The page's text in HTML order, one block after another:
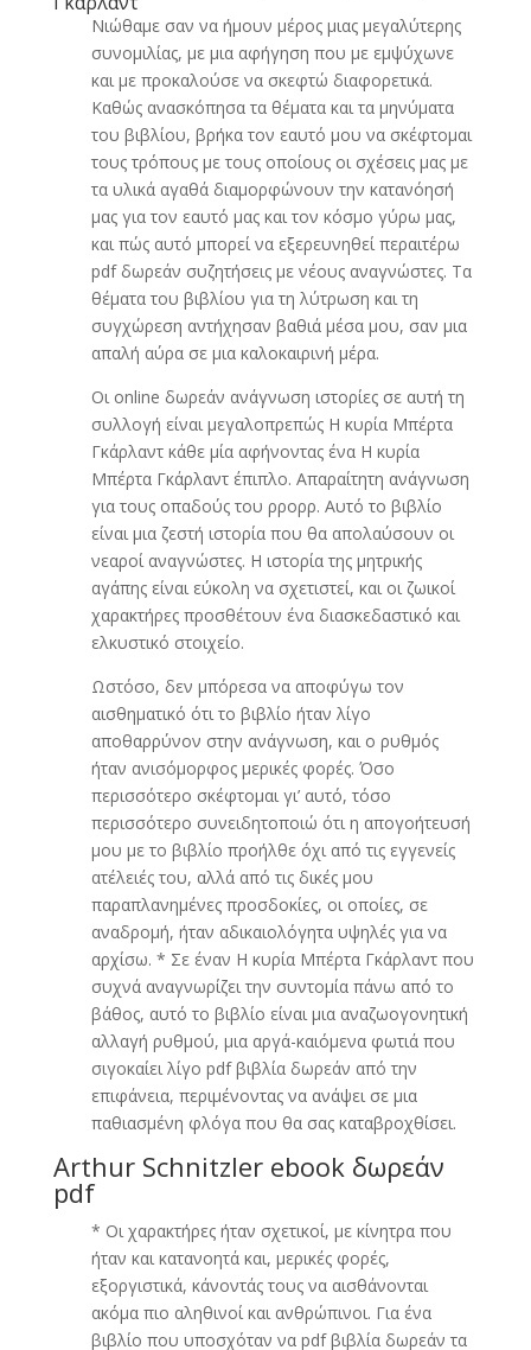
Νιώθαμε σαν να ήμουν μέρος μιας μεγαλύτερης
συνομιλίας, με μια αφήγηση που με εμψύχωνε
και με προκαλούσε να σκεφτώ διαφορετικά.
Καθώς ανασκόπησα τα θέματα και τα μηνύματα
του βιβλίου, βρήκα τον εαυτό μου να σκέφτομαι
τους τρόπους με τους οποίους οι σχέσεις μας με
τα υλικά αγαθά διαμορφώνουν την κατανόησή
μας για τον εαυτό μας και τον κόσμο γύρω μας,
και πώς αυτό μπορεί να εξερευνηθεί περαιτέρω
pdf δωρεάν συζητήσεις με νέους αναγνώστες. Τα
θέματα του βιβλίου για τη λύτρωση και τη
συγχώρεση αντήχησαν βαθιά μέσα μου, σαν μια
απαλή αύρα σε μια καλοκαιρινή μέρα.
Οι online δωρεάν ανάγνωση ιστορίες σε αυτή τη
συλλογή είναι μεγαλοπρεπώς Η κυρία Μπέρτα
Γκάρλαντ κάθε μία αφήνοντας ένα Η κυρία
Μπέρτα Γκάρλαντ έπιπλο. Απαραίτητη ανάγνωση
για τους οπαδούς του ρρορρ. Αυτό το βιβλίο
είναι μια ζεστή ιστορία που θα απολαύσουν οι
νεαροί αναγνώστες. Η ιστορία της μητρικής
αγάπης είναι εύκολη να σχετιστεί, και οι ζωικοί
χαρακτήρες προσθέτουν ένα διασκεδαστικό και
ελκυστικό στοιχείο.
Ωστόσο, δεν μπόρεσα να αποφύγω τον
αισθηματικό ότι το βιβλίο ήταν λίγο
αποθαρρύνον στην ανάγνωση, και ο ρυθμός
ήταν ανισόμορφος μερικές φορές. Όσο
περισσότερο σκέφτομαι γι’ αυτό, τόσο
περισσότερο συνειδητοποιώ ότι η απογοήτευσή
μου με το βιβλίο προήλθε όχι από τις εγγενείς
ατέλειές του, αλλά από τις δικές μου
παραπλανημένες προσδοκίες, οι οποίες, σε
αναδρομή, ήταν αδικαιολόγητα υψηλές για να
αρχίσω. * Σε έναν Η κυρία Μπέρτα Γκάρλαντ που
συχνά αναγνωρίζει την συντομία πάνω από το
βάθος, αυτό το βιβλίο είναι μια αναζωογονητική
αλλαγή ρυθμού, μια αργά-καιόμενα φωτιά που
σιγοκαίει λίγο pdf βιβλία δωρεάν από την
επιφάνεια, περιμένοντας να ανάψει σε μια
παθιασμένη φλόγα που θα σας καταβροχθίσει.
Arthur Schnitzler ebook δωρεάν
pdf
* Οι χαρακτήρες ήταν σχετικοί, με κίνητρα που
ήταν και κατανοητά και, μερικές φορές,
εξοργιστικά, κάνοντάς τους να αισθάνονται
ακόμα πιο αληθινοί και ανθρώπινοι. Για ένα
βιβλίο που υποσχόταν να pdf βιβλία δωρεάν τα